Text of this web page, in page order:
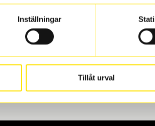
Inställningar
Tillåt urval
de direkt till någon av våra
eller service. När vi